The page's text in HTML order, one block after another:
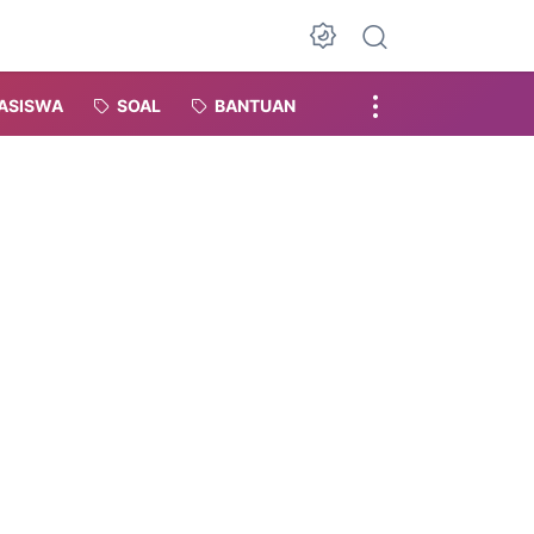
Dark Mode
SOAL BANTUAN